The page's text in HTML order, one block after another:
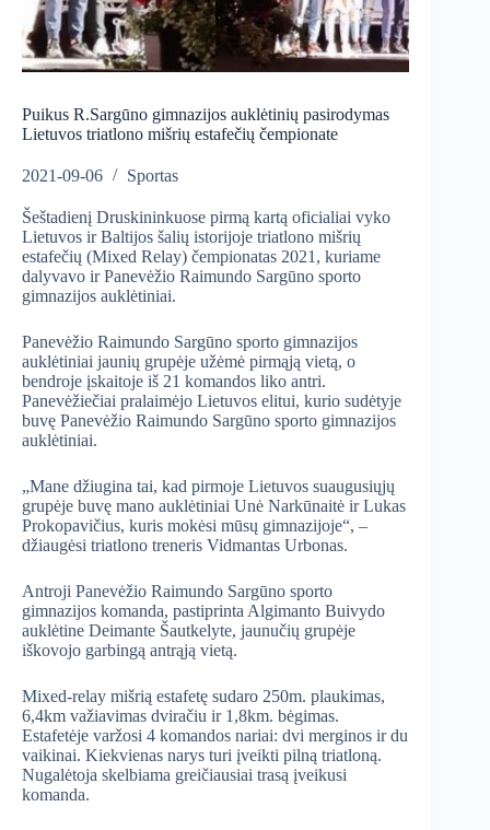
Puikus R.Sargūno gimnazijos auklėtinių pasirodymas
Lietuvos triatlono mišrių estafečių čempionate
2021-09-06 Sportas
Šeštadienį Druskininkuose pirmą kartą oficialiai vyko
Lietuvos ir Baltijos šalių istorijoje triatlono mišrių
estafečių (Mixed Relay) čempionatas 2021, kuriame
dalyvavo ir Panevėžio Raimundo Sargūno sporto
gimnazijos auklėtiniai.
Panevėžio Raimundo Sargūno sporto gimnazijos
auklėtiniai jaunių grupėje užėmė pirmąją vietą, o
bendroje įskaitoje iš 21 komandos liko antri.
Panevėžiečiai pralaimėjo Lietuvos elitui, kurio sudėtyje
buvę Panevėžio Raimundo Sargūno sporto gimnazijos
auklėtiniai.
„Mane džiugina tai, kad pirmoje Lietuvos suaugusiųjų
grupėje buvę mano auklėtiniai Unė Narkūnaitė ir Lukas
Prokopavičius, kuris mokėsi mūsų gimnazijoje“, –
džiaugėsi triatlono treneris Vidmantas Urbonas.
Antroji Panevėžio Raimundo Sargūno sporto
gimnazijos komanda, pastiprinta Algimanto Buivydo
auklėtine Deimante Šautkelyte, jaunučių grupėje
iškovojo garbingą antrąją vietą.
Mixed-relay mišrią estafetę sudaro 250m. plaukimas,
6,4km važiavimas dviračiu ir 1,8km. bėgimas.
Estafetėje varžosi 4 komandos nariai: dvi merginos ir du
vaikinai. Kiekvienas narys turi įveikti pilną triatloną.
Nugalėtoja skelbiama greičiausiai trasą įveikusi
komanda.